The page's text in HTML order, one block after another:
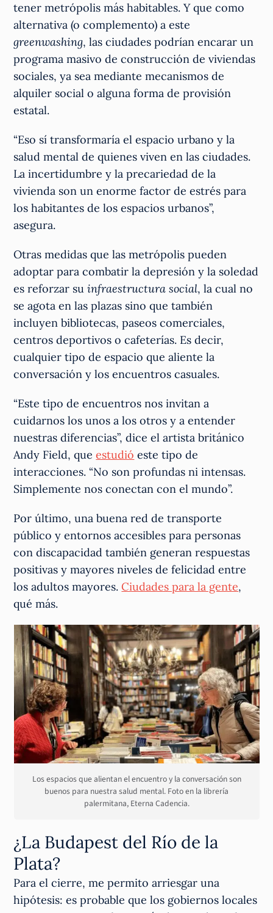
tener metrópolis más habitables. Y que como
alternativa (o complemento) a este
greenwashing, las ciudades podrían encarar un
programa masivo de construcción de viviendas
sociales, ya sea mediante mecanismos de
alquiler social o alguna forma de provisión
estatal.
“Eso sí transformaría el espacio urbano y la
salud mental de quienes viven en las ciudades.
La incertidumbre y la precariedad de la
vivienda son un enorme factor de estrés para
los habitantes de los espacios urbanos”,
asegura.
Otras medidas que las metrópolis pueden
adoptar para combatir la depresión y la soledad
es reforzar suinfraestructura social, la cual no
se agota en las plazas sino que también
incluyen bibliotecas, paseos comerciales,
centros deportivos o cafeterías. Es decir,
cualquier tipo de espacio que aliente la
conversación y los encuentros casuales.
“Este tipo de encuentros nos invitan a
cuidarnos los unos a los otros y a entender
nuestras diferencias”, dice el artista británico
Andy Field, queestudió este tipo de
interacciones. “No son profundas ni intensas.
Simplemente nos conectan con el mundo”.
Por último, una buena red de transporte
público y entornos accesibles para personas
con discapacidad también generan respuestas
positivas y mayores niveles de felicidad entre
los adultos mayores.Ciudades para la gente,
qué más.
Los espacios que alientan el encuentro y la conversación son
buenos para nuestra salud mental. Foto en la librería
palermitana, Eterna Cadencia.
¿La Budapest del Río de la
Plata?
Para el cierre, me permito arriesgar una
hipótesis: es probable que los gobiernos locales